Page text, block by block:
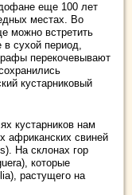
еще 100 лет
местах. Во
можно встретить
сухой период,
перекочевывают
кустарниковый
кустарников нам
африканских свиней
На склонах гор
которые
растущего на